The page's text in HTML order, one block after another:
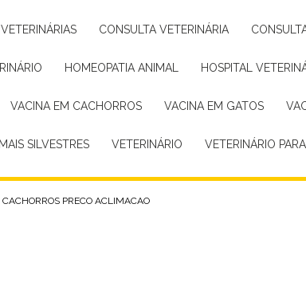
VETERINÁRIAS CONSULTA VETERINÁRIA
HOMEOPATIA ANIMAL HOSPITAL
VACINA EM CACHORROS VACINA EM GATOS
SILVESTRES VETERINÁRIO VETERINÁRIO
PRECO ACLIMACAO